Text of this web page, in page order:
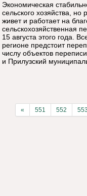
Экономическая
сельского хозяйства,
живет и работает на
сельскохозяйственная
15 августа этого года.
регионе предстоит
числу объектов
и Прилузский
« 551 552